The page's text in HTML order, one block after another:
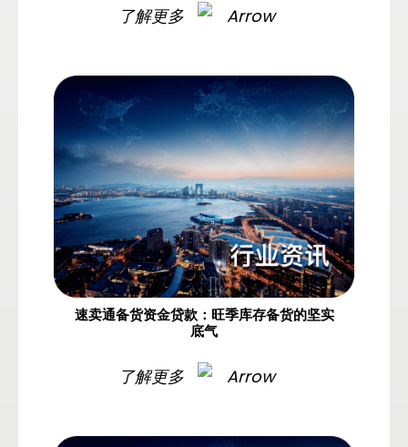
了解更多
速卖通备货资金贷款：旺季库存备货的坚实
底气
了解更多